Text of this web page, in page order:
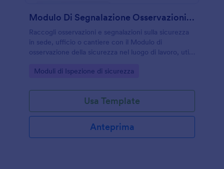
Modulo Di Segnalazione Osservazioni Di Sicurezza Sul Lavoro
Raccogli osservazioni e segnalazioni sulla sicurezza
in sede, ufficio o cantiere con il Modulo di
osservazione della sicurezza nel luogo di lavoro, utile
correttive e follow-up con Jotform.
Go to Category:
Moduli di Ispezione di sicurezza
Usa Template
Anteprima